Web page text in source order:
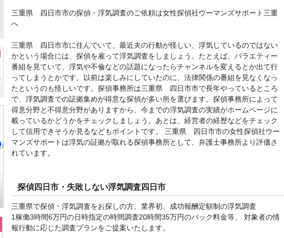
三重県 四日市市の探偵・浮気調査のご依頼は女性探偵社ウーマンズサポート三重
へ
三重県 四日市市に住んでいて、最近夫の行動が怪しい、浮気しているのではない
かという場合には、探偵を雇って浮気調査をしましょう。たとえば、バラエティー
番組を見ていて、浮気や不倫などの話題になったらチャンネルを変えるとか出て行
ってしまうとかです。以前は楽しみにしていたのに、法律関係の番組を見なくなっ
たというのも怪しいです。探偵事務所は三重県 四日市市で長年やっているところ
で、浮気調査での証拠集めが得意な探偵が多い所を選びます。探偵事務所によって
得意分野と不得意分野がありますから、今までの浮気調査の実績がホームページに
載っているかどうかをチェックしましょう。あとは、経営者の経歴などをチェック
して信用できそうか見るなどもポイントです。 三重県 四日市市の女性探偵社ウー
マンズサポートは浮気の証拠が取れる探偵事務所として、弁護士事務所より評価さ
れています。
探偵四日市・失敗しない浮気調査四日市
三重県で探偵・浮気調査をお探しの方、業界初、成功報酬定額制の浮気調査
1稼働3時間6万円の日時指定の時間調査20時間35万円のパック料金等、 対象者の情
報行動に応じた調査プランをご提案いたします。